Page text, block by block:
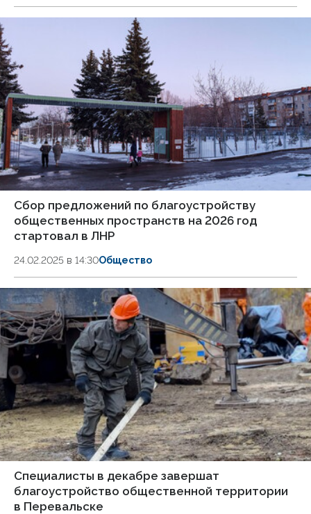
Сбор предложений по благоустройству
общественных пространств на 2026 год
стартовал в ЛНР
24.02.2025 в 14:30Общество
Специалисты в декабре завершат
благоустройство общественной территории
в Перевальске